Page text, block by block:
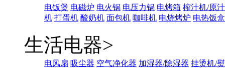
电饭煲 电磁炉 电火锅 电压力锅 电烤箱 榨汁机/原
机 打蛋机 酸奶机 面包机 咖啡机 电烧烤炉 电热饭盒
生活电器>
电风扇 吸尘器 空气净化器 加湿器/除湿器 挂烫机/